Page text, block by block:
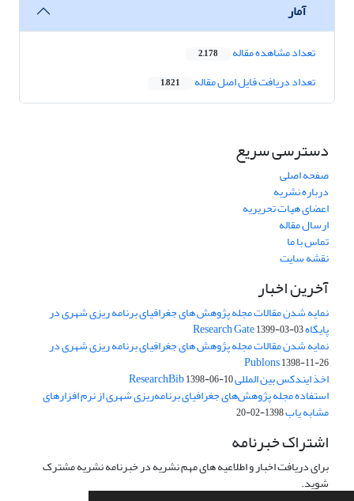
آمار
تعداد مشاهده مقاله 2,178
تعداد دریافت فایل اصل مقاله 1,821
دسترسی سریع
صفحه اصلی
درباره نشریه
اعضای هیات تحریریه
ارسال مقاله
تماس با ما
نقشه سایت
آخرین اخبار
نمایه شدن مقالات مجله پژوهش های جغرافیای برنامه ریزی شهری در
پایگاه Research Gate1399-03-03
نمایه شدن مقالات مجله پژوهش های جغرافیای برنامه ریزی شهری در
Publons1398-11-26
اخذ ایندکس بین المللی ResearchBib1398-06-10
استفاده مجله پژوهش‌های جغرافیای برنامه‌ریزی شهری از نرم افزارهای
مشابه یاب1398-02-20
اشتراک خبرنامه
برای دریافت اخبار و اطلاعیه های مهم نشریه در خبرنامه نشریه مشترک
شوید.